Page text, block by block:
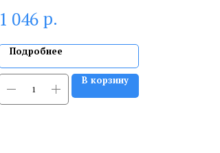
сертифицированный специалист.
1 046 р.
Подробнее
В корзину